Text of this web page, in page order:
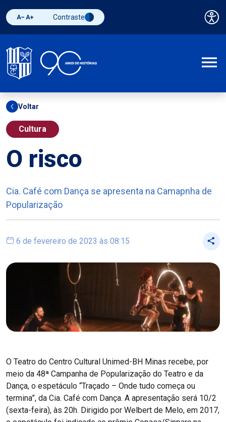
Diminuir fonte
Aumentar fonteAlternar contraste
Contraste
Voltar
Cultura
O risco
Cia. Café com Dança se apresenta na Camapnha de
Popularização
6 de fevereiro de 2023 às 08:15
O Teatro do Centro Cultural Unimed-BH Minas recebe, por
meio da 48ª Campanha de Popularização do Teatro e da
Dança, o espetáculo “Traçado – Onde tudo começa ou
termina”, da Cia. Café com Dança. A apresentação será 10/2
(sexta-feira), às 20h. Dirigido por Welbert de Melo, em 2017,